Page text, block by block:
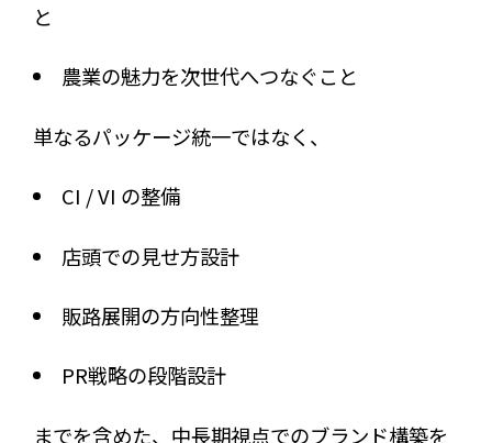
と
農業の魅力を次世代へつなぐこと
単なるパッケージ統一ではなく、
CI / VI の整備
店頭での見せ方設計
販路展開の方向性整理
PR戦略の段階設計
までを含めた、中長期視点でのブランド構築を